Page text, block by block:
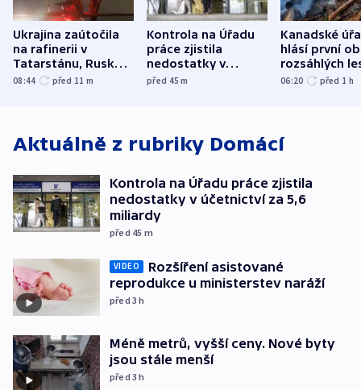
Ukrajina zaútočila
na rafinerii v
Tatarstánu, Rusko
udeřilo na Sumy a
08:44 před 11 m
Kontrola na Úřadu
práce zjistila
nedostatky v
účetnictví za 5,6
před 45m
Kanadské
hlásí první
rozsáhlých
požárů
06:20 před 1 h
Aktuálně z rubriky Domácí
Kontrola na Úřadu práce zjistila
nedostatky v účetnictví za 5,6
miliardy
před 45 m
VIDEO
Rozšíření asistované
reprodukce u ministerstev naráží
před 3h
Méně metrů, vyšší ceny. Nové byty
jsou stále menší
před 3h